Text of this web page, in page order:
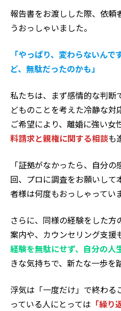
報告書をお渡しした際、依頼
うおっしゃいました。
「やっぱり、変わらないん
ど、無駄だったのかも」
私たちは、まず感情的な判断
どものことを考えた冷静な対
ご希望により、離婚に強い女
料請求と親権に関する相談も
「証拠がなかったら、自分
回、プロに調査をお願いして
者様は何度もおっしゃってい
さらに、同様の経験をした
案内や、カウンセリング支援
経験を無駄にせず、自分の人
きな気持ちで、新たな一歩を
浮気は「一度だけ」で終わる
っている人にとっては 「繰り